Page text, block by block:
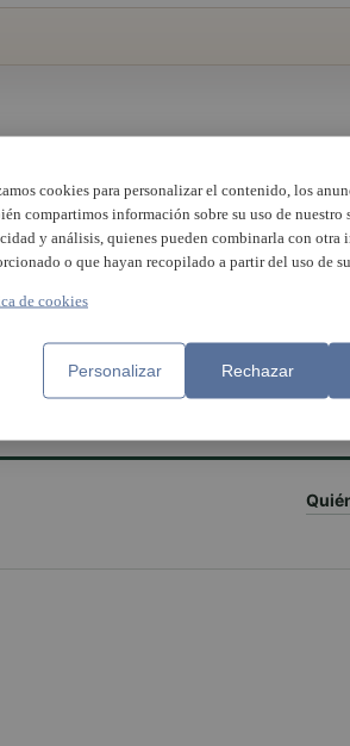
cookies para personalizar el contenido, los
compartimos información sobre su uso de nuestro
y análisis, quienes pueden combinarla con otra
o que hayan recopilado a partir del uso de
de cookies
Personalizar Rechazar